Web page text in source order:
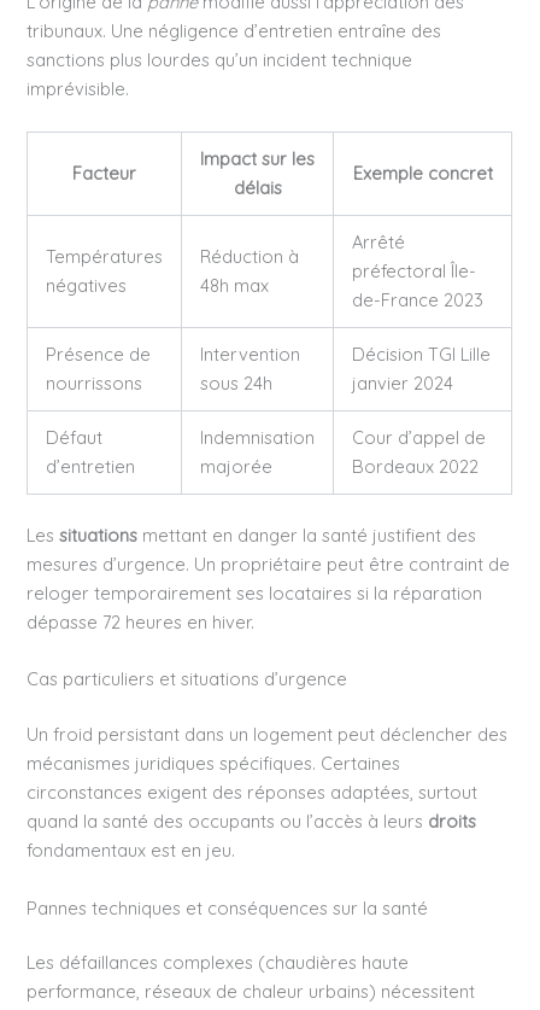
tribunaux. Une négligence d’entretien entraîne des
sanctions plus lourdes qu’un incident technique
imprévisible.
Facteur
Impact sur les
délais
Exemple concret
Températures
négatives
Réduction à
48h max
Arrêté
préfectoral Île-
de-France 2023
Présence de
nourrissons
Intervention
sous 24h
Décision TGI Lille
janvier 2024
Défaut
d’entretien
Indemnisation
majorée
Cour d’appel de
Bordeaux 2022
Lessituations mettant en danger la santé justifient des
mesures d’urgence. Un propriétaire peut être contraint de
reloger temporairement ses locataires si la réparation
dépasse 72 heures en hiver.
Cas particuliers et situations d’urgence
Un froid persistant dans un logement peut déclencher des
mécanismes juridiques spécifiques. Certaines
circonstances exigent des réponses adaptées, surtout
quand la santé des occupants ou l’accès à leurs droits
fondamentaux est en jeu.
Pannes techniques et conséquences sur la santé
Les défaillances complexes (chaudières haute
performance, réseaux de chaleur urbains) nécessitent